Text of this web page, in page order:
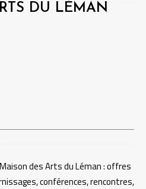
DU LÉMAN
des Arts du Léman : offres
conférences, rencontres,